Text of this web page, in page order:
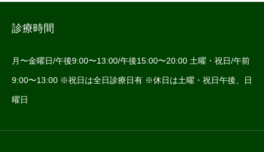
診療時間
月〜金曜日/午後9:00〜13:00/午後15:00〜20:00 土曜・祝日/午前
9:00〜13:00 ※祝日は全日診療日有 ※休日は土曜・祝日午後、日
曜日